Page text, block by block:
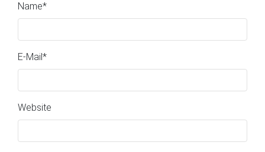
Name*
E-Mail*
Website